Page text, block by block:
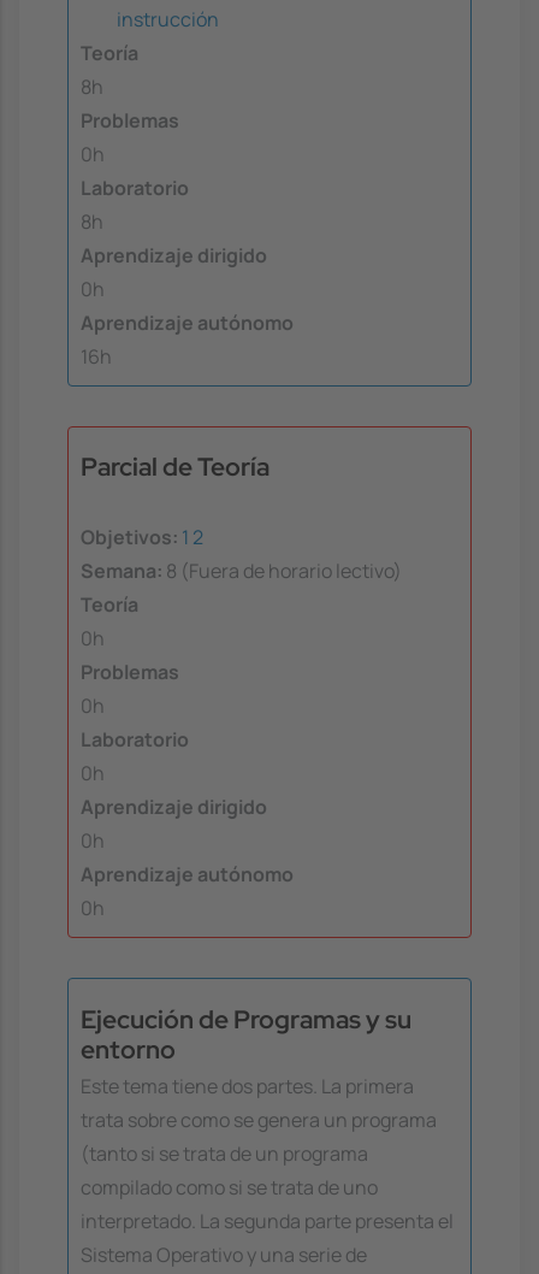
instrucción
Teoría
8h
Problemas
0h
Laboratorio
8h
Aprendizaje dirigido
0h
Aprendizaje autónomo
16h
Parcial de Teoría
Objetivos: 1 2
Semana: 8 (Fuera de horario lectivo)
Teoría
0h
Problemas
0h
Laboratorio
0h
Aprendizaje dirigido
0h
Aprendizaje autónomo
0h
Ejecución de Programas y su
entorno
Este tema tiene dos partes. La primera
trata sobre como se genera un programa
(tanto si se trata de un programa
compilado como si se trata de uno
interpretado. La segunda parte presenta el
Sistema Operativo y una serie de